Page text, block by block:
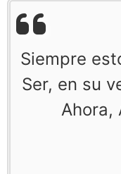
Siempre
Ser, en su
Ahora,